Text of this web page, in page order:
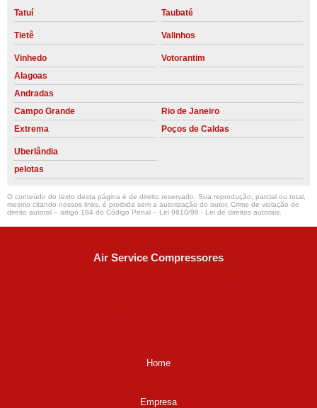
Tatuí Taubaté
Tietê Valinhos
Vinhedo
Votorantim
Alagoas
Andradas
Campo Grande
Rio de Janeiro
Extrema
Poços de Caldas
Uberlândia
pelotas
O conteúdo do texto desta página é de direito reservado. Sua reprodução, parcial ou total,
mesmo citando nossos links, é proibida sem a autorização do autor. Crime de violação de
direito autoral – artigo 184 do Código Penal – Lei 9610/98 - Lei de direitos autorais.
Air Service Compressores
Home
Empresa